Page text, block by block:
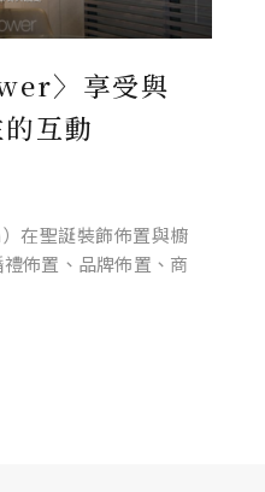
〉享受與
互動
在聖誕裝飾佈置與櫥
佈置、品牌佈置、商